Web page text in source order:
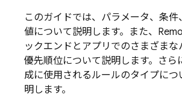
このガイドでは、パラメータ、条
値について説明します。また、
ックエンドとアプリでのさまざまな
優先順位について説明します。さら
成に使用されるルールのタイプにつ
明します。